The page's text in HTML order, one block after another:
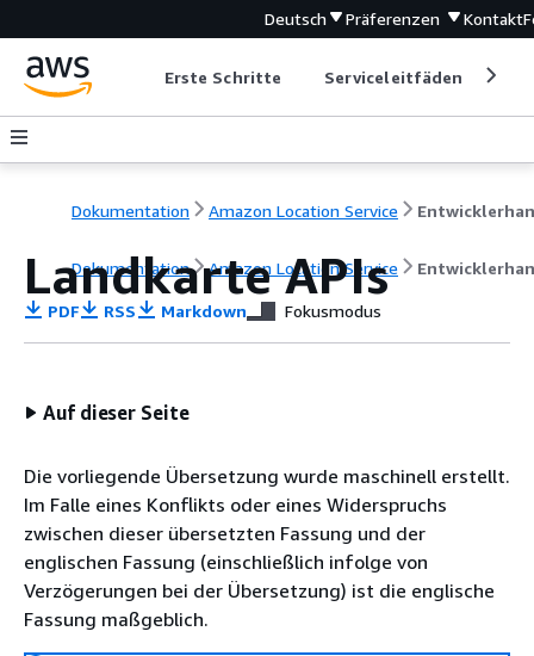
Deutsch Präferenzen Kontakt
Erste Schritte Serviceleitfäden
Dokumentation Amazon Location Service
Dokumentation Amazon Location Service
Landkarte APIs
PDF RSS Markdown Fokusmodus
Auf dieser Seite
Die vorliegende Übersetzung wurde maschinell erstellt.
Im Falle eines Konflikts oder eines Widerspruchs
zwischen dieser übersetzten Fassung und der
englischen Fassung (einschließlich infolge von
Verzögerungen bei der Übersetzung) ist die englische
Fassung maßgeblich.